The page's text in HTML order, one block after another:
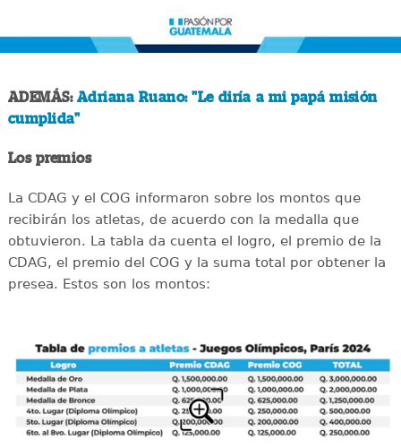
ADEMÁS: Adriana Ruano: "Le diría a mi papá misión
cumplida"
Los premios
La CDAG y el COG informaron sobre los montos que
recibirán los atletas, de acuerdo con la medalla que
obtuvieron. La tabla da cuenta el logro, el premio de la
CDAG, el premio del COG y la suma total por obtener la
presea. Estos son los montos: